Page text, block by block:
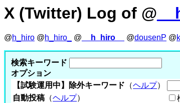
X (Twitter) Log of @
@h_hiro @h_hiro_ @ __h_hiro__ @dousenP @
検索キーワード
オプション
【試験運用中】除外キーワード （ヘルプ）
自動投稿 （ヘルプ）